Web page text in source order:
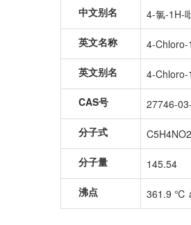
中文别名
4-氯-1H-
英文名称
4-Chloro-
英文别名
4-
CAS号
27746-
分子式
分子量
145.54
沸点
361.9 ℃